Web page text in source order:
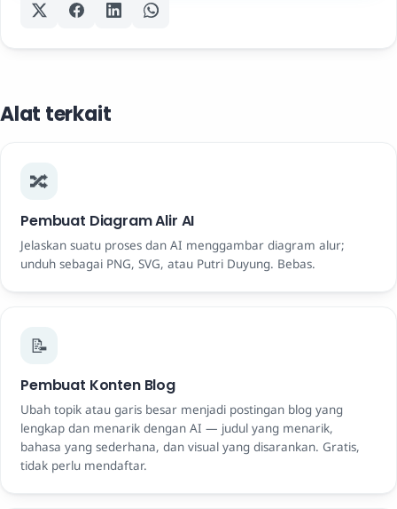
Alat terkait
🔀
Pembuat Diagram Alir AI
Jelaskan suatu proses dan AI menggambar diagram alur;
unduh sebagai PNG, SVG, atau Putri Duyung. Bebas.
📝
Pembuat Konten Blog
Ubah topik atau garis besar menjadi postingan blog yang
lengkap dan menarik dengan AI — judul yang menarik,
bahasa yang sederhana, dan visual yang disarankan. Gratis,
tidak perlu mendaftar.